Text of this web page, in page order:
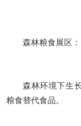
森林粮食展区：
森林环境下生
粮食替代食品。